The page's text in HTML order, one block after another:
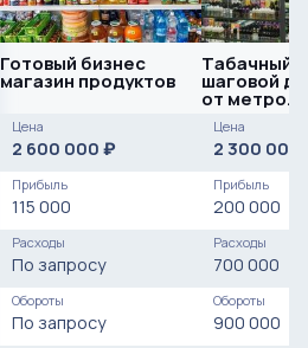
Готовый бизнес
магазин продуктов
Цена
2 600 000 ₽
Прибыль
115 000
Расходы
По запросу
Обороты
По запросу
Тaбaчный
шаговой
от метро.
200 000
Цена
2 300 000
Прибыль
200 000
Расходы
700 000
Обороты
900 000